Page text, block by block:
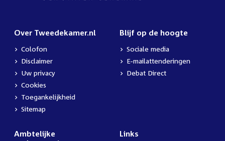
Over Tweedekamer.nl
Colofon
Disclaimer
Uw privacy
Cookies
Toegankelijkheid
Sitemap
Blijf op de hoogte
Sociale media
E-mailattenderingen
Debat Direct
Ambtelijke
Links